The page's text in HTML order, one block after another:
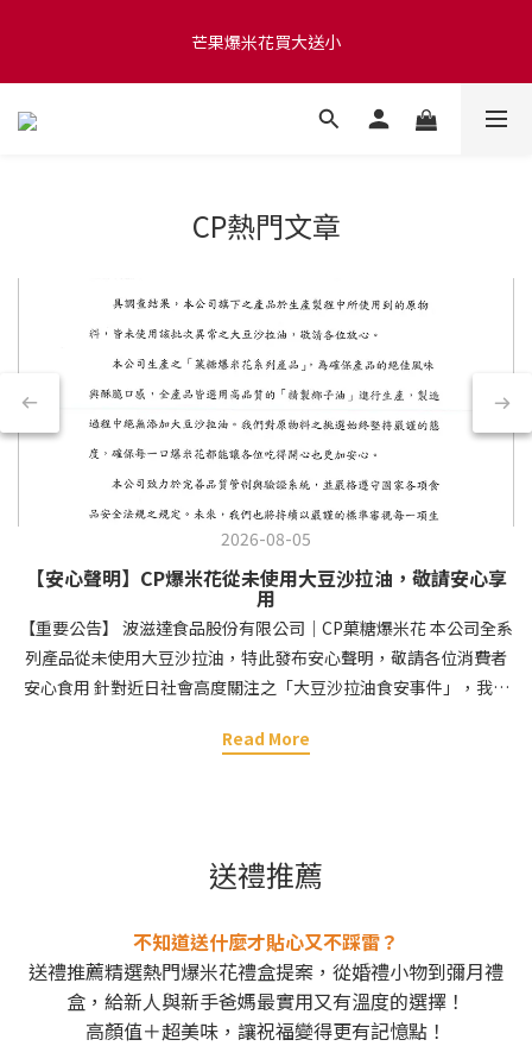
🍿 滿 $2000 贈品牌毛氈袋
芒果爆米花買大送小
滿 $1280 贈玫瑰鹽爆米花50g 🍿 滿 $1580 贈品牌咖啡掛耳包×10
🍿 滿 $2000 贈品牌毛氈袋
CP熱門文章
2026-08-05
【安心聲明】CP爆米花從未使用大豆沙拉油，敬請安心享
用
【重要公告】 波滋達食品股份有限公司｜CP菓糖爆米花 本公司全系
列產品從未使用大豆沙拉油，特此發布安心聲明，敬請各位消費者
安心食用 針對近日社會高度關注之「大豆沙拉油食安事件」，我們
針對公司內部進行全面調查。具調查結果：本公司旗下之產品於生
生產，製造過程中無添加大豆沙拉油。 我們對原物料之挑選始終堅
持嚴謹的態度，確保每一口爆米花都能讓各位吃得開心也更加安
食品安全法規之規定。未來，我們也將持續以嚴謹的標準審視每一
項生產與檢驗環節，為各位的健康及信任做把關。 波滋達食品股份
有限公司
Read More
送禮推薦
不知道送什麼才貼心又不踩雷？
送禮推薦精選熱門爆米花禮盒提案，從婚禮小物到彌月禮
盒，給新人與新手爸媽最實用又有溫度的選擇！
高顏值＋超美味，讓祝福變得更有記憶點！